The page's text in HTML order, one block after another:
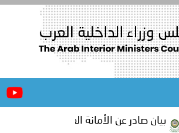
صادر عن الأمانة العامة لمجلس وزراء